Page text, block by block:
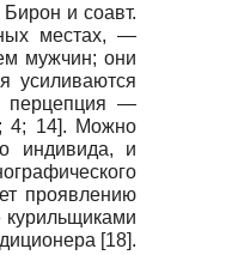
и соавт.
местах, —
мужчин; они
усиливаются
перцепция —
4; 14]. Можно
индивида, и
проявлению
курильщиками
[18].